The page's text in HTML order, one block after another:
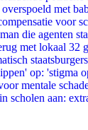
met
voor
die agenten
met lokaal 32
op: 'stigma
mentale
scholen aan: